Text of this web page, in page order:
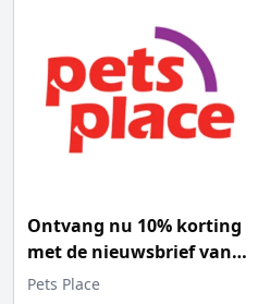
Ontvang nu 10% korting
met de nieuwsbrief van
Petsplace
Pets Place